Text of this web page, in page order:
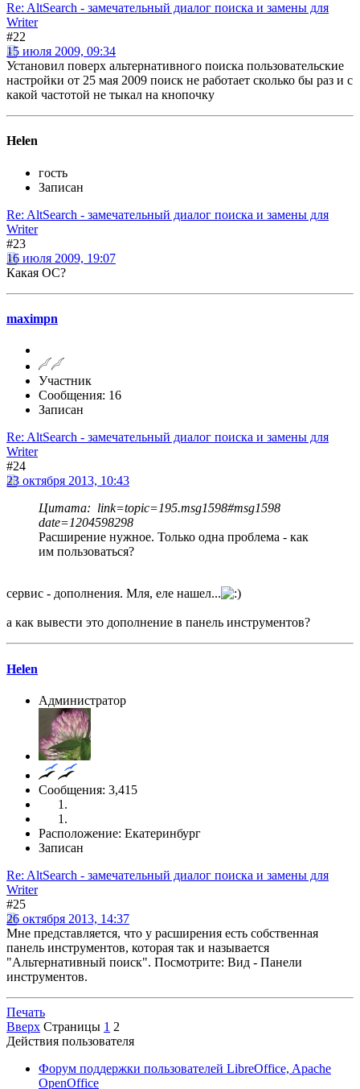
Re: AltSearch - замечательный диалог поиска и замены для
Writer
#22
15 июля 2009, 09:34
Установил поверх альтернативного поиска пользовательские
настройки от 25 мая 2009 поиск не работает сколько бы раз и с
какой частотой не тыкал на кнопочку
Helen
гость
Записан
Re: AltSearch - замечательный диалог поиска и замены для
Writer
#23
16 июля 2009, 19:07
Какая ОС?
maximpn
Участник
Сообщения: 16
Записан
Re: AltSearch - замечательный диалог поиска и замены для
Writer
#24
23 октября 2013, 10:43
Цитата: link=topic=195.msg1598#msg1598
date=1204598298
Расширение нужное. Только одна проблема - как
им пользоваться?
сервис - дополнения. Мля, еле нашел...
а как вывести это дополнение в панель инструментов?
Helen
Администратор
Сообщения: 3,415
Расположение: Екатеринбург
Записан
Re: AltSearch - замечательный диалог поиска и замены для
Writer
#25
26 октября 2013, 14:37
Мне представляется, что у расширения есть собственная
панель инструментов, которая так и называется
"Альтернативный поиск". Посмотрите: Вид - Панели
инструментов.
Печать
Вверх Страницы 1 2
Действия пользователя
Форум поддержки пользователей LibreOffice, Apache
OpenOffice